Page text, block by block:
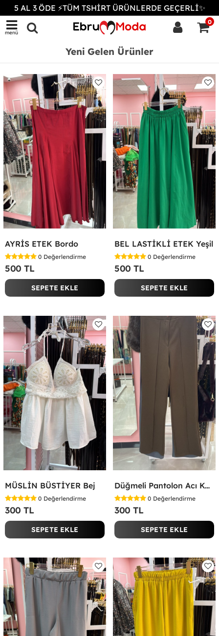
5 AL 3 ÖDE ⚡TÜM TSHİRT ÜRÜNLERDE GEÇERLİ✨
menü
0
Yeni Gelen Ürünler
AYRİS ETEK Bordo
0 Değerlendirme
500 TL
SEPETE EKLE
BEL LASTİKLİ ETEK Yeşil
0 Değerlendirme
500 TL
SEPETE EKLE
MÜSLİN BÜSTİYER Bej
0 Değerlendirme
300 TL
SEPETE EKLE
Düğmeli Pantolon Acı Kahve
0 Değerlendirme
300 TL
SEPETE EKLE